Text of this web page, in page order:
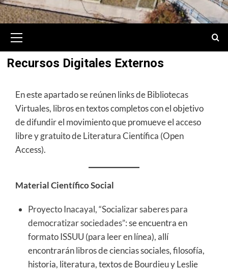
Menu
Recursos Digitales Externos
En este apartado se reúnen links de Bibliotecas
Virtuales, libros en textos completos con el objetivo
de difundir el movimiento que promueve el acceso
libre y gratuito de Literatura Científica (Open
Access).
Material Científico Social
Proyecto Inacayal, “Socializar saberes para
democratizar sociedades”: se encuentra en
formato ISSUU (para leer en línea), allí
encontrarán libros de ciencias sociales, filosofía,
historia, literatura, textos de Bourdieu y Leslie